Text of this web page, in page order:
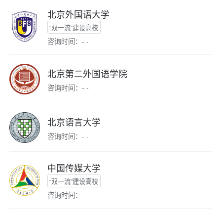
北京外国语大学
“双一流”建设高校
咨询时间：- -
北京第二外国语学院
咨询时间：- -
北京语言大学
咨询时间：- -
中国传媒大学
“双一流”建设高校
咨询时间：- -